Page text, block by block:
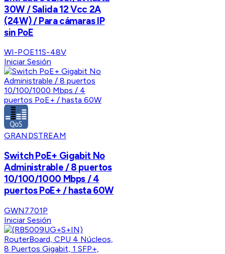
30W / Salida 12 Vcc 2A
(24W) / Para cámaras IP
sin PoE
WI-POE11S-48V
Iniciar Sesión
GRANDSTREAM
Switch PoE+ Gigabit No
Administrable / 8 puertos
10/100/1000 Mbps / 4
puertos PoE+ / hasta 60W
GWN7701P
Iniciar Sesión